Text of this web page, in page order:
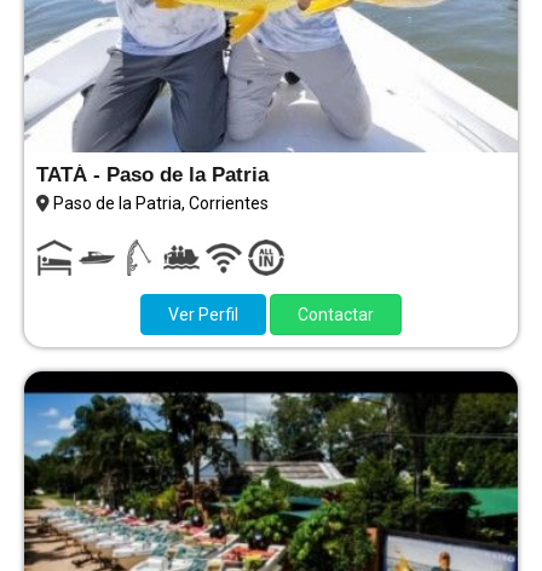
TATÁ - Paso de la Patria
Paso de la Patria, Corrientes
Ver Perfil Contactar